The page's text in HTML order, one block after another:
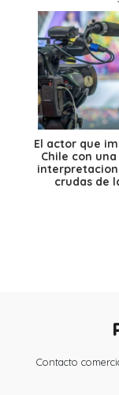
El actor que
Chile con
crudas de
Contacto